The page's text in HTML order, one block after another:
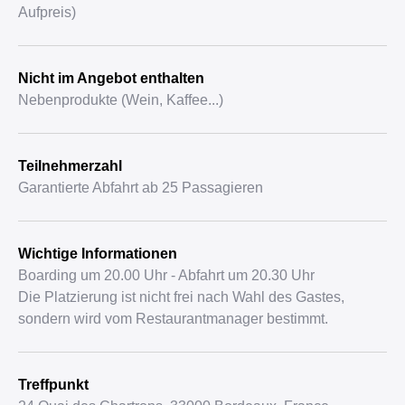
Aufpreis)
Nicht im Angebot enthalten
Nebenprodukte (Wein, Kaffee...)
Teilnehmerzahl
Garantierte Abfahrt ab 25 Passagieren
Wichtige Informationen
Boarding um 20.00 Uhr - Abfahrt um 20.30 Uhr
Die Platzierung ist nicht frei nach Wahl des Gastes,
sondern wird vom Restaurantmanager bestimmt.
Treffpunkt